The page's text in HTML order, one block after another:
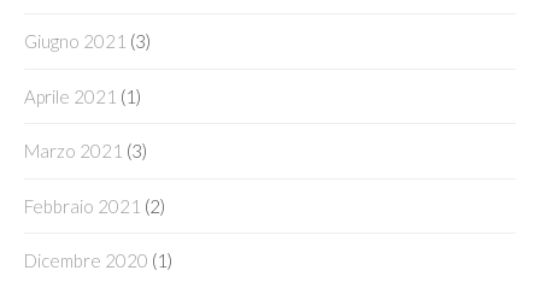
Giugno 2021 (3)
Aprile 2021 (1)
Marzo 2021 (3)
Febbraio 2021 (2)
Dicembre 2020 (1)